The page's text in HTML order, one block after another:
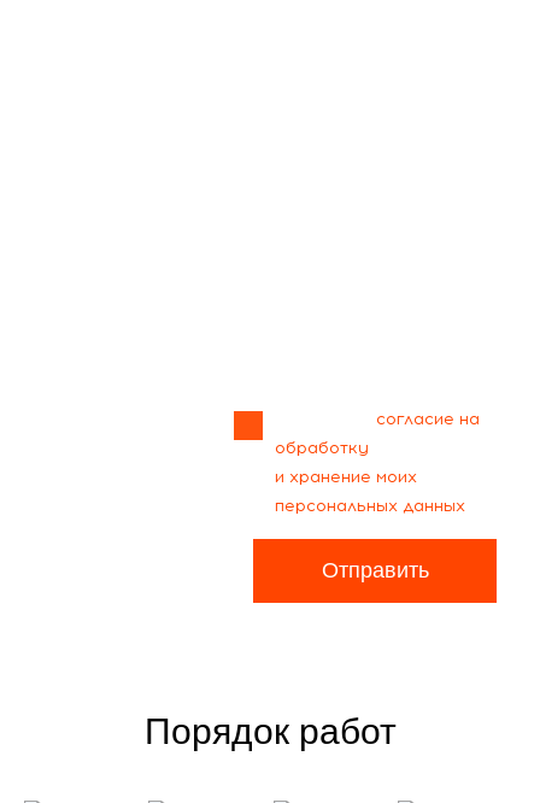
согласие на
обработку
и хранение моих
персональных данных
Отправить
Порядок работ